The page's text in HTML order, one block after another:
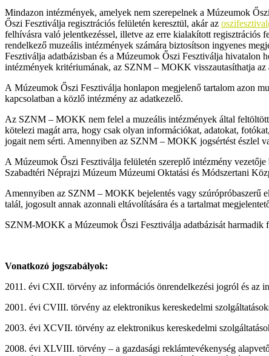
Mindazon intézmények, amelyek nem szerepelnek a Múzeumok
Őszi Fesztiválja regisztrációs felületén keresztül, akár az
felhívásra való jelentkezéssel, illetve az erre kialakított
rendelkező muzeális intézmények számára biztosítson ingyenes
Fesztiválja adatbázisban és a Múzeumok Őszi Fesztiválja hivatalon
intézmények kritériumának, az SZNM – MOKK visszautasíthatja az
A Múzeumok Őszi Fesztiválja honlapon megjelenő tartalom azon
kapcsolatban a közlő intézmény az adatkezelő.
Az SZNM – MOKK nem felel a muzeális intézmények által feltöltött
kötelezi magát arra, hogy csak olyan információkat, adatokat,
jogait nem sérti. Amennyiben az SZNM – MOKK jogsértést észlel
A Múzeumok Őszi Fesztiválja felületén szereplő intézmény
Szabadtéri Néprajzi Múzeum Múzeumi Oktatási és Módszertani
Amennyiben az SZNM – MOKK bejelentés vagy szúrópróbaszerű
talál, jogosult annak azonnali eltávolítására és a tartalmat
SZNM-MOKK a Múzeumok Őszi Fesztiválja adatbázisát harmadik
Vonatkozó jogszabályok:
2011. évi CXII. törvény az információs önrendelkezési jogról és az
2001. évi CVIII. törvény az elektronikus kereskedelmi
2003. évi XCVII. törvény az elektronikus kereskedelmi
2008. évi XLVIII. törvény – a gazdasági reklámtevékenység